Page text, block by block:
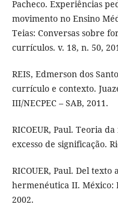
Pacheco. Experiências
movimento no Ensino
Teias: Conversas sobre
currículos. v. 18, n. 50,
REIS, Edmerson dos
currículo e contexto.
III/NECPEC – SAB, 2011.
RICOEUR, Paul. Teoria
excesso de significação.
RICOUER, Paul. Del texto
hermenéutica II. México:
2002.